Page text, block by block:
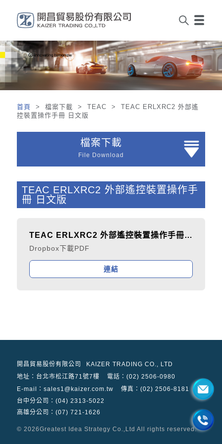
首頁
> 檔案下載 > TEAC > TEAC ERLXRC2 外部遙
控裝置操作手冊 日文版
檔案下載
File Download
TEAC ERLXRC2 外部遙控裝置操作手
冊 日文版
TEAC ERLXRC2 外部遙控裝置操作手冊 日文版
Dropbox下載PDF
連結
開昌貿易股份有限公司
KAIZER TRADING CO., LTD
地址： 台北市松江路71號7樓
電話：(02) 2506-0980
E-mail：sales1@kaizer.com.tw
傳真：(02) 2506-8181
台中分公司：(04) 2313-5022
高雄分公司：(07) 721-1626
© 2026Greatest Idea Strategy Co.,Ltd All rights reserved.